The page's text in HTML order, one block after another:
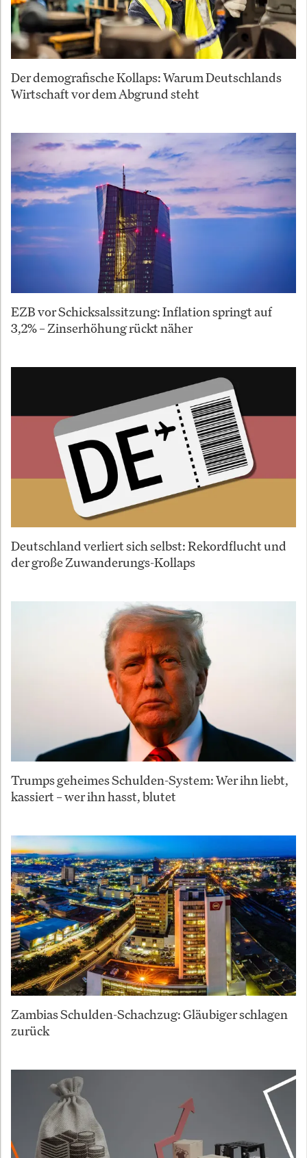
Der demografische Kollaps: Warum Deutschlands
Wirtschaft vor dem Abgrund steht
EZB vor Schicksalssitzung: Inflation springt auf
3,2% – Zinserhöhung rückt näher
Deutschland verliert sich selbst: Rekordflucht und
der große Zuwanderungs-Kollaps
Trumps geheimes Schulden-System: Wer ihn liebt,
kassiert – wer ihn hasst, blutet
Zambias Schulden-Schachzug: Gläubiger schlagen
zurück